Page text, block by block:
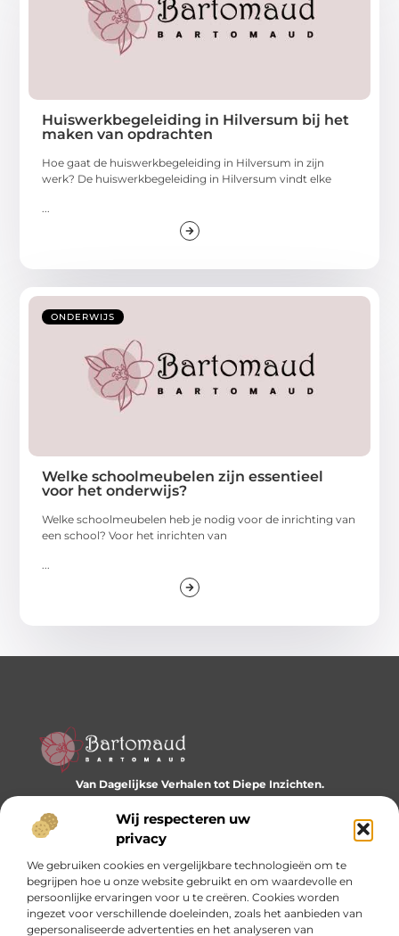
Wij respecteren uw
privacy
We gebruiken cookies en vergelijkbare technologieën om te
begrijpen hoe u onze website gebruikt en om waardevolle en
persoonlijke ervaringen voor u te creëren. Cookies worden
ingezet voor verschillende doeleinden, zoals het aanbieden van
gepersonaliseerde advertenties en het analyseren van
Huiswerkbegeleiding in Hilversum bij het
maken van opdrachten
Hoe gaat de huiswerkbegeleiding in Hilversum in zijn
werk? De huiswerkbegeleiding in Hilversum vindt elke
ONDERWIJS
Welke schoolmeubelen zijn essentieel
voor het onderwijs?
Welke schoolmeubelen heb je nodig voor de inrichting van
een school? Voor het inrichten van
Van Dagelijkse Verhalen tot Diepe Inzichten.
Ontdek een wereld vol diverse blogs en artikelen die je
dagelijks inspireren en nieuwe perspectieven bieden.
Onze informatie